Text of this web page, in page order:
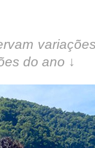
do ano ↓